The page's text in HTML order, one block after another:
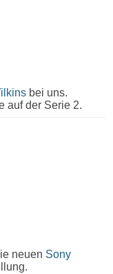
bei uns.
auf der Serie 2.
neuen Sony